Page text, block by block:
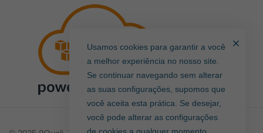
Usamos cookies para garantir a você
a melhor experiência no nosso site.
Se continuar navegando sem alterar
as suas configurações, supomos que
você aceita esta prática. Se desejar,
você pode alterar as configurações